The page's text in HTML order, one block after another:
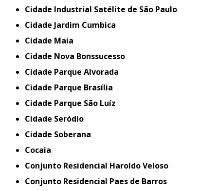
Cidade Industrial Satélite de São Paulo
Cidade Jardim Cumbica
Cidade Maia
Cidade Nova Bonssucesso
Cidade Parque Alvorada
Cidade Parque Brasília
Cidade Parque São Luíz
Cidade Seródio
Cidade Soberana
Cocaia
Conjunto Residencial Haroldo Veloso
Conjunto Residencial Paes de Barros